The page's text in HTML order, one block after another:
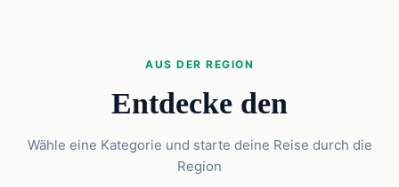
AUS DER REGION
Entdecke den
Wähle eine Kategorie und starte deine Reise durch die
Region